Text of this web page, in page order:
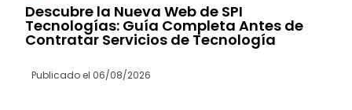
Descubre la Nueva Web de SPI
Tecnologías: Guía Completa Antes de
Contratar Servicios de Tecnología
Publicado el 06/08/2026